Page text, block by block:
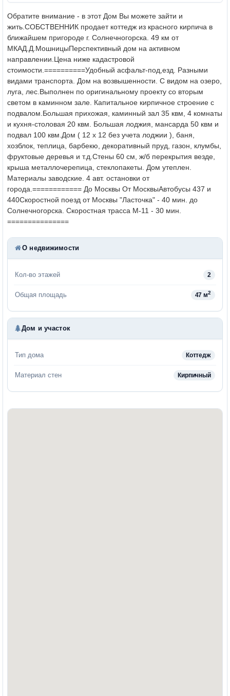
Обратите внимание - в этот Дом Вы можете зайти и
жить. СОБСТВЕННИК продает коттедж из красного кирпича в
ближайшем пригороде г. Солнечногорска. 49 км от
МКАД. Д.МошницыПерспективный дом на активном
направлении. Цена ниже кадастровой
стоимости. ==========Удобный асфальт-под,езд. Разными
видами транспорта. Дом на возвышенности. С видом на озеро,
луга, лес. Выполнен по оригинальному проекту со вторым
светом в каминном зале. Капитальное кирпичное строение с
подвалом. Большая прихожая, каминный зал 35 квм, 4 комнаты
и кухня-столовая 20 квм. Большая лоджия, манcарда 50 квм и
подвал 100 квм. Дом ( 12 х 12 без учета лоджии ), баня,
хозблок, теплица, барбекю, декоративный пруд, газон, клумбы,
фруктовые деревья и т.д. Стены 60 см, ж/б перекрытия везде,
крыша металлочерепица, стеклопакеты. Дом утеплен.
Материалы заводские. 4 авт. остановки от
города. ============ До Москвы От МосквыАвтобусы 437 и
440Скоростной поезд от Москвы "Ласточка" - 40 мин. до
Солнечногорска. Скоростная трасса М-11 - 30 мин.
===============
О недвижимости
Кол-во этажей 2
Общая площадь 47 м2
Дом и участок
Тип дома Коттедж
Материал стен Кирпичный